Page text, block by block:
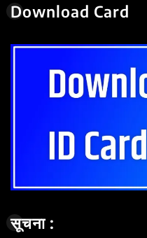
Download Card
सूचना :